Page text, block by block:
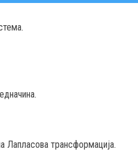
Лапласова трансформација.